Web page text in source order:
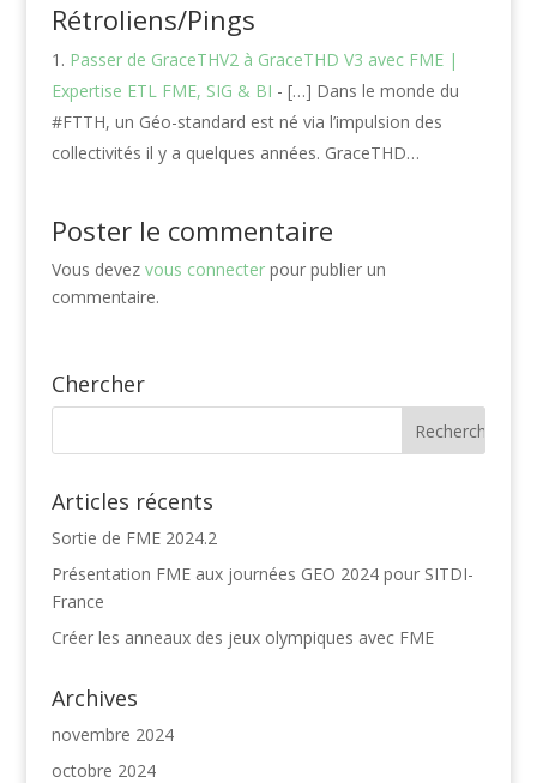
Rétroliens/Pings
Passer de GraceTHV2 à GraceTHD V3 avec FME |
Expertise ETL FME, SIG & BI - […] Dans le monde du
#FTTH, un Géo-standard est né via l’impulsion des
collectivités il y a quelques années. GraceTHD…
Poster le commentaire
Vous devez vous connecterpour publier un
commentaire.
Chercher
Articles récents
Sortie de FME 2024.2
Présentation FME aux journées GEO 2024 pour SITDI-
France
Créer les anneaux des jeux olympiques avec FME
Archives
novembre 2024
octobre 2024